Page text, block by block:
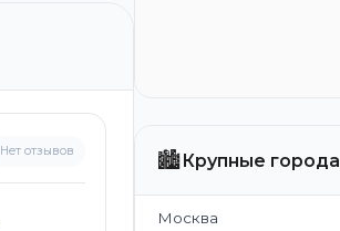
Нет отзывов 🏙️Крупные города
Москва